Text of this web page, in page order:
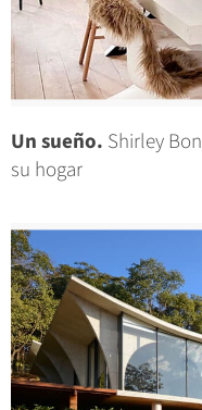
Un sueño. Shirley
su hogar